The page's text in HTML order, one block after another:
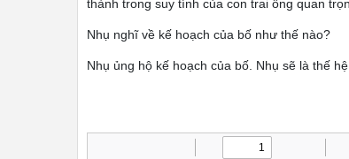
thành trong suy tính của con trai ông quan
Nhụ nghĩ về kế hoạch của bố như thế nào?
Nhụ ủng hộ kế hoạch của bố. Nhụ sẽ là thế